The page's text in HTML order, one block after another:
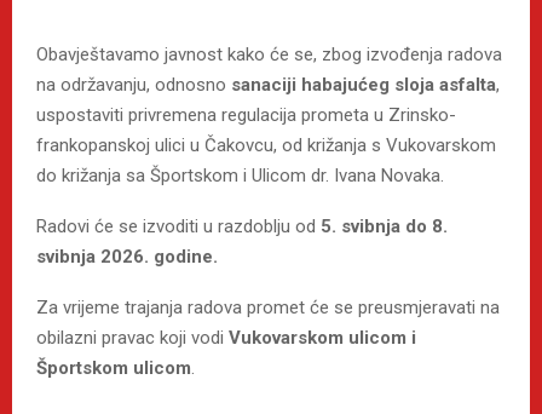
Obavještavamo javnost kako će se, zbog izvođenja radova
na održavanju, odnosno sanaciji habajućeg sloja asfalta,
uspostaviti privremena regulacija prometa u Zrinsko-
frankopanskoj ulici u Čakovcu, od križanja s Vukovarskom
do križanja sa Športskom i Ulicom dr. Ivana Novaka.
Radovi će se izvoditi u razdoblju od 5. svibnja do 8.
svibnja 2026. godine.
Za vrijeme trajanja radova promet će se preusmjeravati na
obilazni pravac koji vodi Vukovarskom ulicom i
Športskom ulicom